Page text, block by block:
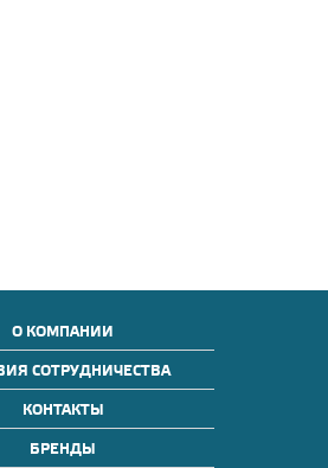
О КОМПАНИИ
СОТРУДНИЧЕСТВА
КОНТАКТЫ
БРЕНДЫ